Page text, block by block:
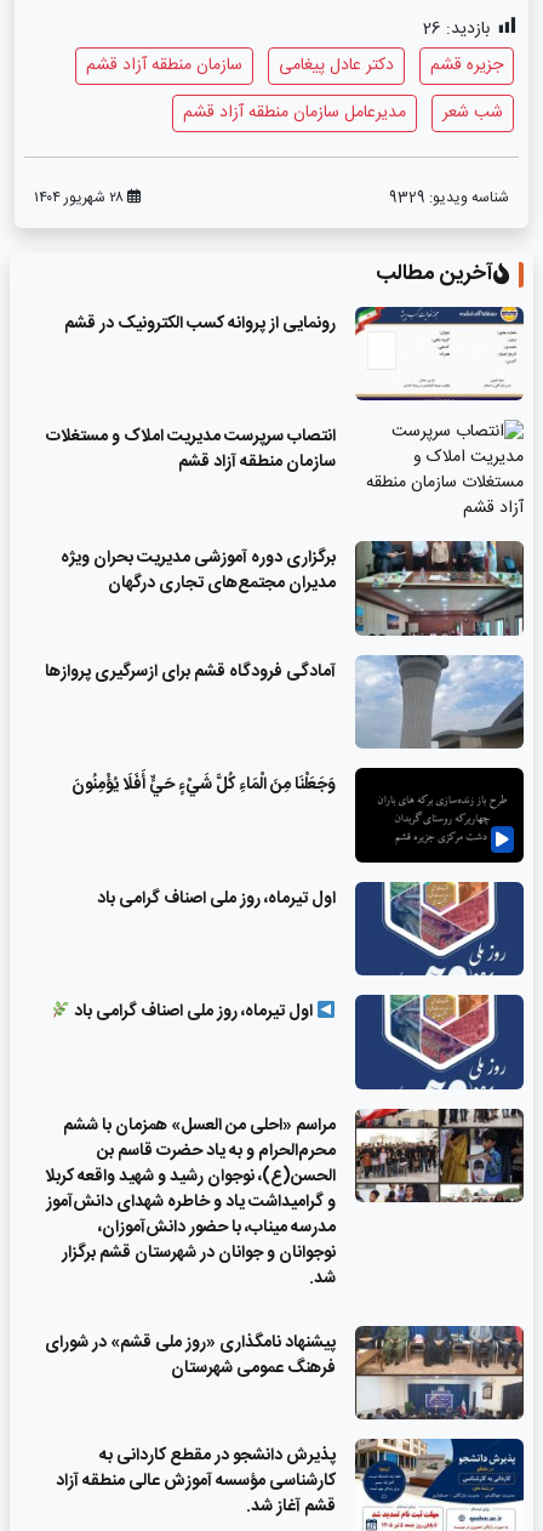
بازدید: 26
جزیره قشم
دکتر عادل پیغامی
سازمان منطقه آزاد قشم
شب شعر
مدیرعامل سازمان منطقه آزاد قشم
شناسه ویدیو:
آخرین مطالب
رونمایی از پروانه کسب الکترونیک در قشم
انتصاب سرپرست مدیریت املاک و مستغلات
سازمان منطقه آزاد قشم
برگزاری دوره آموزشی مدیریت بحران ویژه
مدیران مجتمع‌های تجاری درگهان
آمادگی فرودگاه قشم برای ازسرگیری پروازها
وَجَعَلْنَا مِنَ الْمَاءِ كُلَّ شَيْءٍ حَيٍّ أَفَلَا يُؤْمِنُونَ
اول تیرماه، روز ملی اصناف گرامی باد
اول تیرماه، روز ملی اصناف گرامی باد
مراسم «احلی من العسل» همزمان با ششم
محرم‌الحرام و به یاد حضرت قاسم بن
الحسن(ع)، نوجوان رشید و شهید واقعه کربلا
و گرامیداشت یاد و خاطره شهدای دانش‌آموز
مدرسه میناب، با حضور دانش‌آموزان،
نوجوانان و جوانان در شهرستان قشم برگزار
شد.
پیشنهاد نامگذاری «روز ملی قشم» در شورای
فرهنگ عمومی شهرستان
پذیرش دانشجو در مقطع کاردانی به
کارشناسی مؤسسه آموزش عالی منطقه آزاد
قشم آغاز شد.